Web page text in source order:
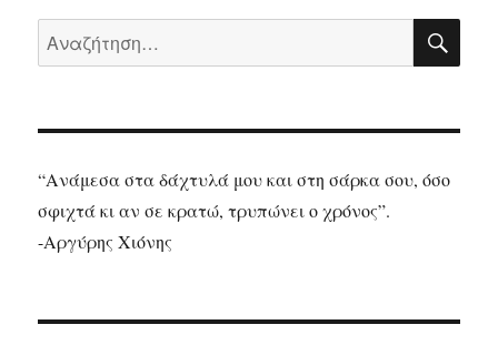
Αναζήτηση
για:
“Ανάμεσα στα δάχτυλά μου και στη σάρκα σου, όσο
σφιχτά κι αν σε κρατώ, τρυπώνει ο χρόνος”.
-Αργύρης Χιόνης